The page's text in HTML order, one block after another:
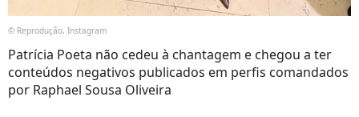
© Reprodução, Instagram
Patrícia Poeta não cedeu à chantagem e chegou a ter
conteúdos negativos publicados em perfis comandados
por Raphael Sousa Oliveira